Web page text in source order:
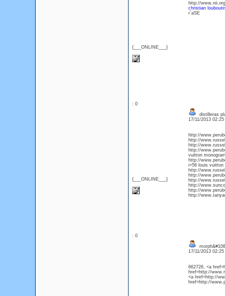
{___ONLINE___}
http://
christian
r`aSE
: 0
{___ONLINE___}
distilleras
17/11/2013
http://
http://
http://
http://
vuitton
http://
i=56 louis
http://
http://
http://
http://
http://
http://
: 0
17/11/2013
662726, <a
href=http://
<a href=http://
href=http://